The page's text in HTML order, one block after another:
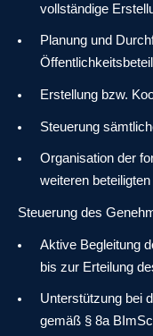
vollständige
Planung und
Erstellung bzw.
Steuerung
Organisation der
weiteren
Steuerung des
Aktive Begleitung
bis zur Erteilung
Unterstützung bei
gemäß § 8a